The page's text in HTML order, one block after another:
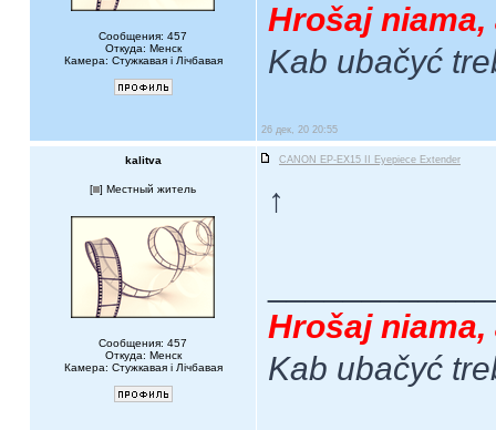
Сообщения: 457
Откуда: Менск
Камера: Стужкавая i Лічбавая
Hrošaj
Kab ubačyć
26 дек, 20 20:55
kalitva CANON EP-EX15 II Eyepiece Extender
[ ] Местный житель
Сообщения: 457
Откуда: Менск
Камера: Стужкавая i Лічбавая
↑
Hrošaj
Kab ubačyć